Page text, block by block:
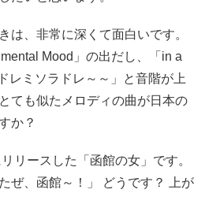
は、非常に深くて面白いです。
Mood」の出だし、「in a
レミソラドレ～～」と音階が上
ても似たメロディの曲が日本の
か？
リースした「函館の女」です。
ぜ、函館～！」 どうです？ 上が